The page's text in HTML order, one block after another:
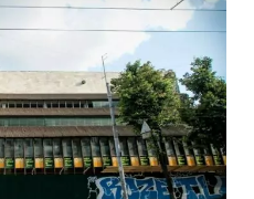
AT VENICE BIENNALE
МАРГІНАЛІЇ
ПЛАТФОРМА